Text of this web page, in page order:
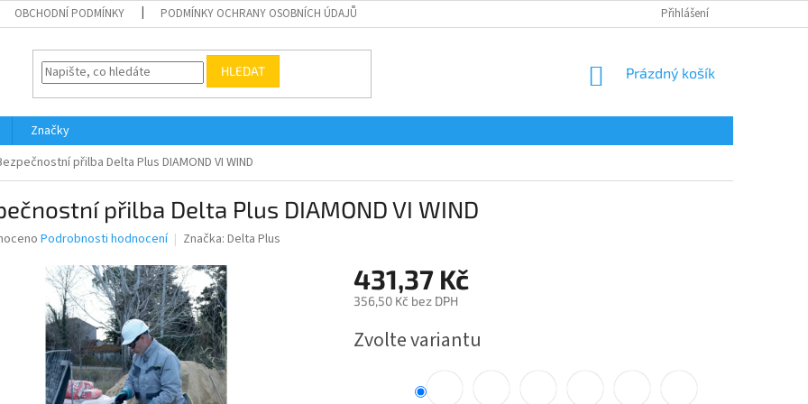
OBCHODNÍ PODMÍNKY PODMÍNKY OCHRANY OSOBNÍCH ÚDAJŮ Přihlášení
HLEDAT
NÁKUPNÍ
Prázdný košík
Značky
přilba Delta Plus DIAMOND VI WIND
přilba Delta Plus DIAMOND VI WIND
Podrobnosti hodnocení Značka: Delta Plus
431,37 Kč
356,50 Kč bez DPH
cena:
Zvolte variantu